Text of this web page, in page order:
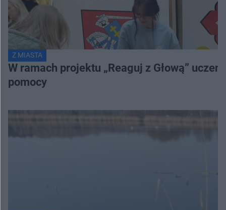
Z MIASTA
W ramach projektu „Reaguj z Głową”
pomocy